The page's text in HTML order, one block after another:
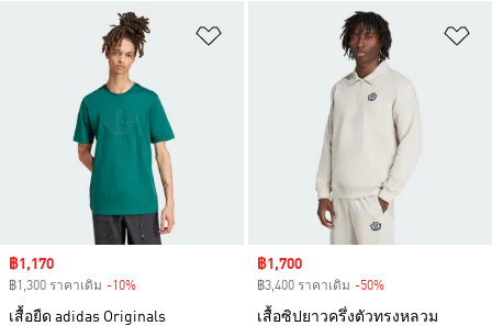
เพิ่มไปยังรายการสินค้าโปรด
Sale price
฿1,170
฿1,300 ราคาเดิม -10%
เสื้อยืด adidas Originals
Sale price
฿1,700
฿3,400 ราคาเดิม -50%
เสื้อซิปยาวครึ่งตัวทรงหลวม